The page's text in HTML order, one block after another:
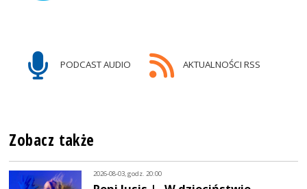
PODCAST AUDIO AKTUALNOŚCI RSS
Zobacz także
2026-08-03, godz. 20:00